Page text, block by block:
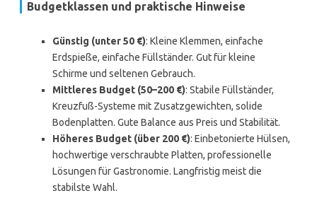
Budgetklassen und praktische Hinweise
Günstig (unter 50 €): Kleine Klemmen, einfache
Erdspieße, einfache Füllständer. Gut für kleine
Schirme und seltenen Gebrauch.
Mittleres Budget (50–200 €): Stabile Füllständer,
Kreuzfuß-Systeme mit Zusatzgewichten, solide
Bodenplatten. Gute Balance aus Preis und Stabilität.
Höheres Budget (über 200 €): Einbetonierte Hülsen,
hochwertige verschraubte Platten, professionelle
Lösungen für Gastronomie. Langfristig meist die
stabilste Wahl.